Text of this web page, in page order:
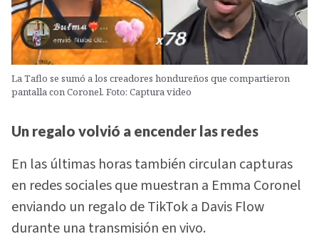
La Taflo se sumó a los creadores hondureños que compartieron
pantalla con Coronel. Foto: Captura video
Un regalo volvió a encender las redes
En las últimas horas también circulan capturas
en redes sociales que muestran a Emma Coronel
enviando un regalo de TikTok a Davis Flow
durante una transmisión en vivo.